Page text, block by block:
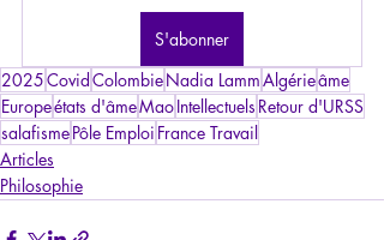
S'abonner
2025CovidColombieNadia LammAlgérieâme
Europeétats d'âmeMaoIntellectuels Retour d'URSS
salafismePôle Emploi France Travail
Articles
Philosophie